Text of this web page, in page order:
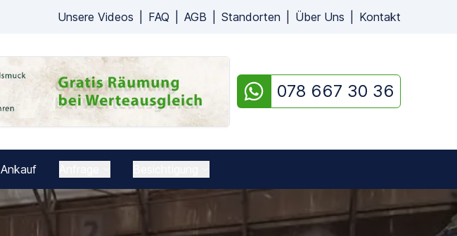
Unsere Videos FAQ AGB Standorten Über Uns Kontakt
078 667 30 36
Ankauf